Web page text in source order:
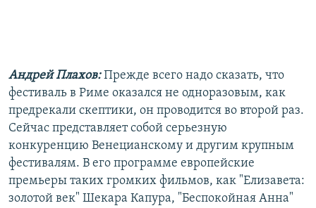
Андрей Плахов: Прежде всего надо сказать, что
фестиваль в Риме оказался не одноразовым, как
предрекали скептики, он проводится во второй раз.
Сейчас представляет собой серьезную
конкуренцию Венецианскому и другим крупным
фестивалям. В его программе европейские
премьеры таких громких фильмов, как "Елизавета:
золотой век" Шекара Капура, "Беспокойная Анна"